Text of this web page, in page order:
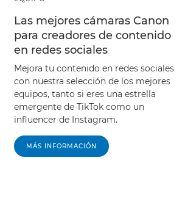
Las mejores cámaras Canon
para creadores de contenido
en redes sociales
Mejora tu contenido en redes sociales
con nuestra selección de los mejores
equipos, tanto si eres una estrella
emergente de TikTok como un
influencer de Instagram.
MÁS INFORMACIÓN